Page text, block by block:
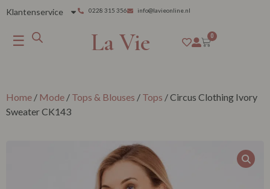
Klantenservice 0228 315 356 info@lavieonline.nl
☰ La Vie 0
Home / Mode / Tops & Blouses / Tops / Circus Clothing Ivory
Sweater CK143